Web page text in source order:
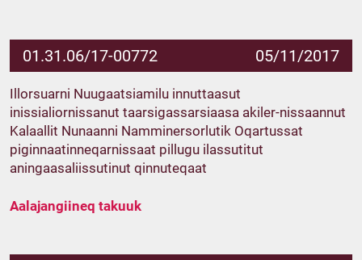
01.31.06/17-00772 05/11/2017
Illorsuarni Nuugaatsiamilu innuttaasut
inissialiornissanut taarsigassarsiaasa akiler-nissaannut
Kalaallit Nunaanni Namminersorlutik Oqartussat
piginnaatinneqarnissaat pillugu ilassutitut
aningaasaliissutinut qinnuteqaat
Aalajangiineq takuuk